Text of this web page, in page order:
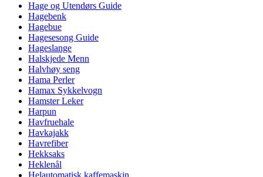
Hage og Utendørs Guide
Hagebenk
Hagebue
Hagesesong Guide
Hageslange
Halskjede Menn
Halvhøy seng
Hama Perler
Hamax Sykkelvogn
Hamster Leker
Harpun
Havfruehale
Havkajakk
Havrefiber
Hekksaks
Heklenål
Helautomatisk kaffemaskin